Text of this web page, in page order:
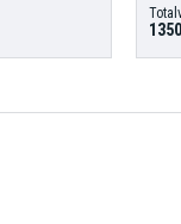
1350